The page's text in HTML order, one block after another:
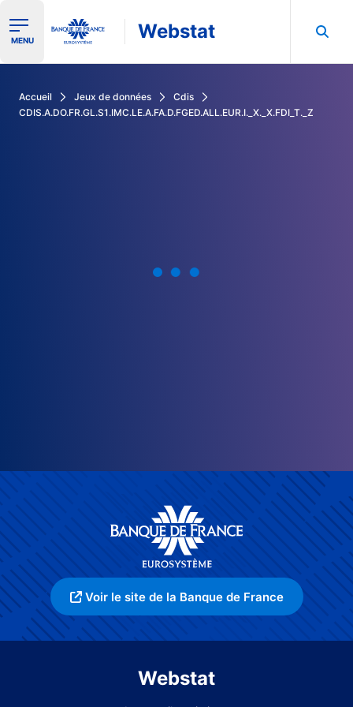
Ouvrir le menu de navigation
MENU Webstat
Accueil Jeux de données
Cdis
CDIS.A.DO.FR.GL.S1.IMC.LE.A.FA.D.FGED.ALL.EUR.I._X._X.FDI_T._Z
Voir le site de la Banque de France
Webstat